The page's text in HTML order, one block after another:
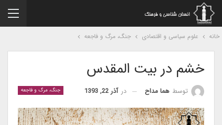
علوم سیاسی و اقتصادی جنگ، مرگ و فاجعه
خشم در بیت المقدس
جنگ، مرگ و فاجعه توسطهما مداح درآذر 22, 1393